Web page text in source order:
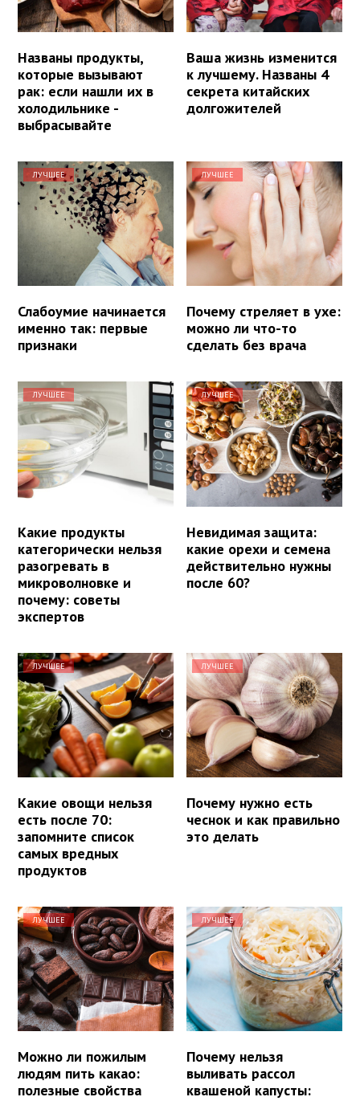
Названы продукты,
которые вызывают
рак: если нашли их в
холодильнике -
выбрасывайте
Ваша жизнь изменится
к лучшему. Названы 4
секрета китайских
долгожителей
ЛУЧШЕЕ
Слабоумие начинается
именно так: первые
признаки
ЛУЧШЕЕ
Почему стреляет в ухе:
можно ли что-то
сделать без врача
ЛУЧШЕЕ
Какие продукты
категорически нельзя
разогревать в
микроволновке и
почему: советы
экспертов
ЛУЧШЕЕ
Невидимая защита:
какие орехи и семена
действительно нужны
после 60?
ЛУЧШЕЕ
Какие овощи нельзя
есть после 70:
запомните список
самых вредных
продуктов
ЛУЧШЕЕ
Почему нужно есть
чеснок и как правильно
это делать
ЛУЧШЕЕ
Можно ли пожилым
людям пить какао:
полезные свойства
ЛУЧШЕЕ
Почему нельзя
выливать рассол
квашеной капусты: